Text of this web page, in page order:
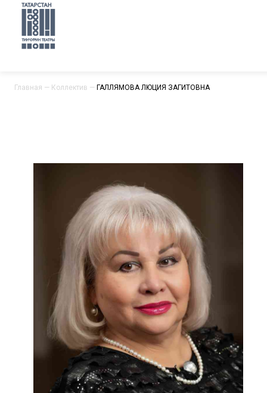
Главная — Коллектив — ГАЛЛЯМОВА ЛЮЦИЯ ЗАГИТОВНА